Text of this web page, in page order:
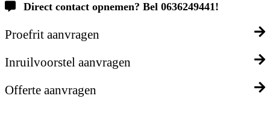
Direct contact opnemen? Bel 0636249441!
Proefrit aanvragen
Inruilvoorstel aanvragen
Offerte aanvragen